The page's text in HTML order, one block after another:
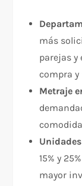
más
parejas y
compra
Metraje
15% y
mayor